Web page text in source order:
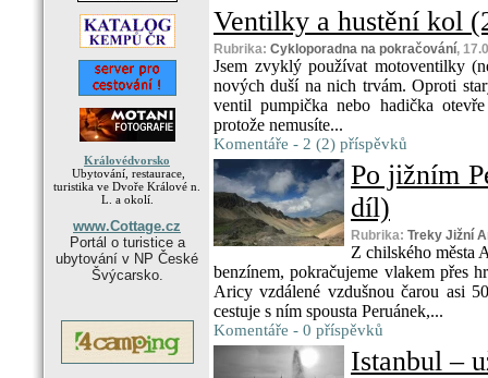
Královédvorsko
Ubytování, restaurace,
turistika ve Dvoře Králové n.
L. a okolí.
www.Cottage.cz
Portál o turistice a
ubytování v NP České
Švýcarsko.
Ventilky a hustění kol
Rubrika: Cykloporadna na pokračování,
Jsem zvyklý používat motoventilky
nových duší na nich trvám. Oproti
ventil pumpička nebo hadička
protože nemusíte...
Komentáře - 2 (2) příspěvků
Po jižním
díl)
Rubrika: Treky Jižní
Z chilského města
benzínem, pokračujeme vlakem přes
Aricy vzdálené vzdušnou čarou asi
cestuje s ním spousta Peruánek,...
Komentáře - 0 příspěvků
Istanbul –